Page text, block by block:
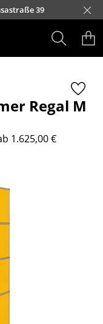
39
smow Düsseldorf
smow Essen
smow Frankfurt
smow Freiburg
smow Hamburg
smow Hannover
smow Kempten
smow Köln
smow Konstanz
smow Leipzig
smow Solothurn
smow Mainz
smow München
smow Nürnberg
smow Schwarzwald
smow Stuttgart
Regal M
1.625,00 €